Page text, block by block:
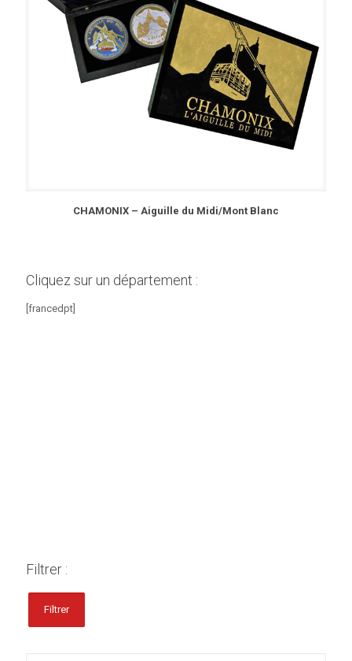
CHAMONIX – Aiguille du Midi/Mont Blanc
Cliquez sur un département :
[francedpt]
Filtrer :
Filtrer